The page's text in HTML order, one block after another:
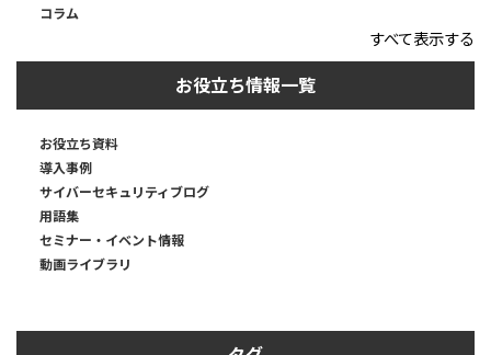
コラム
すべて表示する
お役立ち情報一覧
お役立ち資料
導入事例
サイバーセキュリティブログ
用語集
セミナー・イベント情報
動画ライブラリ